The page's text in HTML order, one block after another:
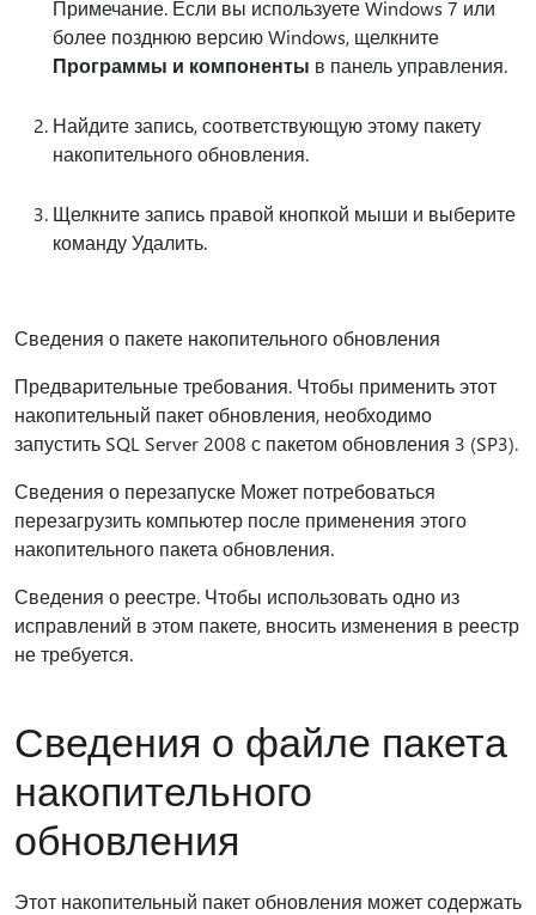
Примечание. Если вы используете Windows 7 или
более позднюю версию Windows, щелкните
Программы и компоненты в панель управления.
Найдите запись, соответствующую этому пакету
накопительного обновления.
Щелкните запись правой кнопкой мыши и выберите
команду Удалить.
Сведения о пакете накопительного обновления
Предварительные требования. Чтобы применить этот
накопительный пакет обновления, необходимо
запустить SQL Server 2008 с пакетом обновления 3 (SP3).
Сведения о перезапуске Может потребоваться
перезагрузить компьютер после применения этого
накопительного пакета обновления.
Сведения о реестре. Чтобы использовать одно из
исправлений в этом пакете, вносить изменения в реестр
не требуется.
Сведения о файле пакета
накопительного
обновления
Этот накопительный пакет обновления может содержать